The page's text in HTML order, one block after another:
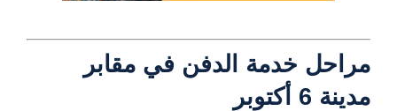
مراحل خدمة الدفن في مقابر
مدينة 6 أكتوبر